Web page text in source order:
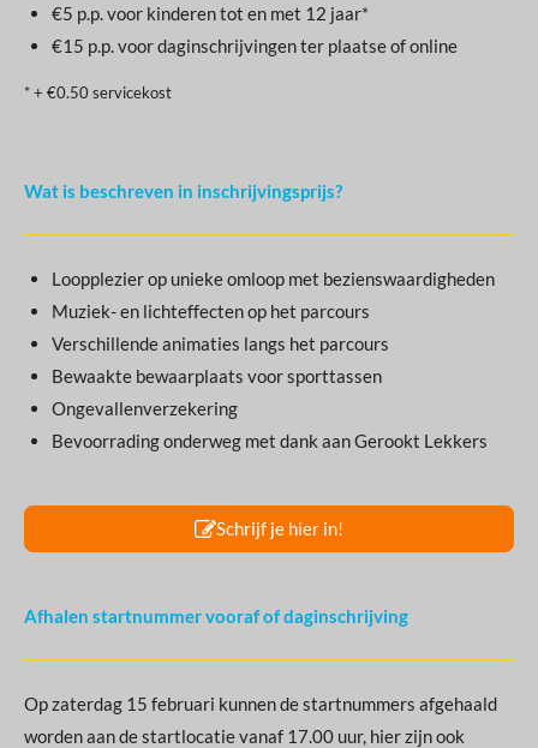
€5 p.p. voor kinderen tot en met 12 jaar*
€15 p.p. voor daginschrijvingen ter plaatse of online
* + €0.50 servicekost
Wat is beschreven in inschrijvingsprijs?
Loopplezier op unieke omloop met bezienswaardigheden
Muziek- en lichteffecten op het parcours
Verschillende animaties langs het parcours
Bewaakte bewaarplaats voor sporttassen
Ongevallenverzekering
Bevoorrading onderweg met dank aan Gerookt Lekkers
Schrijf je hier in!
Afhalen startnummer vooraf of daginschrijving
Op zaterdag 15 februari kunnen de startnummers afgehaald
worden aan de startlocatie vanaf 17.00 uur, hier zijn ook